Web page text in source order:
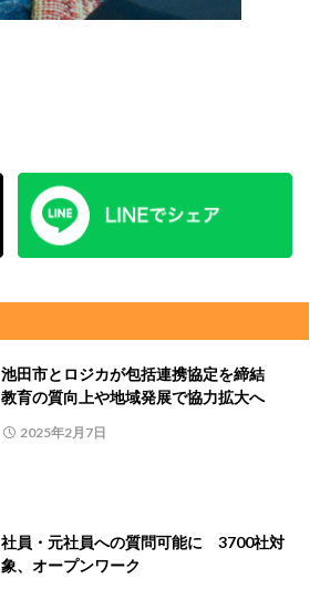
池田市とロジカが包括連携協定を締結
教育の質向上や地域発展で協力拡大へ
2025年2月7日
社員・元社員への質問可能に 3700社対
象、オープンワーク